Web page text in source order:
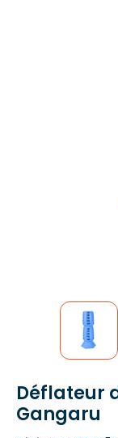
Déflateur
Gangaru